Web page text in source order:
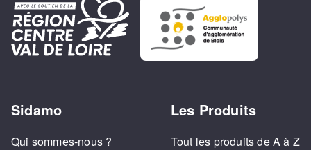
Sidamo
Qui sommes-nous ?
Les Produits
Tout les produits de A à Z